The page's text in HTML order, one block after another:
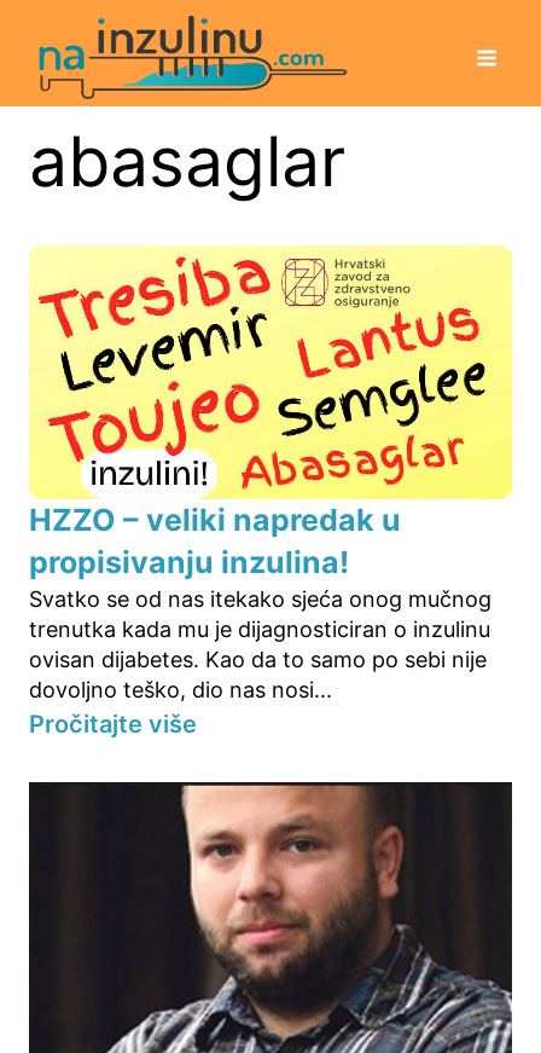
abasaglar
HZZO – veliki napredak u
propisivanju inzulina!
Svatko se od nas itekako sjeća onog mučnog
trenutka kada mu je dijagnosticiran o inzulinu
ovisan dijabetes. Kao da to samo po sebi nije
dovoljno teško, dio nas nosi...
Pročitajte više